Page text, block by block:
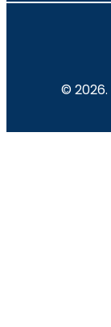
© 2026.